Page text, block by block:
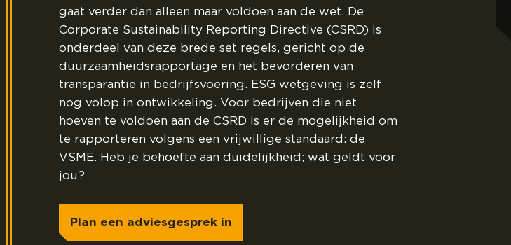
gaat verder dan alleen maar voldoen aan de wet. De
Corporate Sustainability Reporting Directive (CSRD) is
onderdeel van deze brede set regels, gericht op de
duurzaamheidsrapportage en het bevorderen van
transparantie in bedrijfsvoering. ESG wetgeving is zelf
nog volop in ontwikkeling. Voor bedrijven die niet
hoeven te voldoen aan de CSRD is er de mogelijkheid om
te rapporteren volgens een vrijwillige standaard: de
VSME. Heb je behoefte aan duidelijkheid; wat geldt voor
jou?
Plan een adviesgesprek in